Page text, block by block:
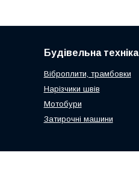
Будівельна техніка
Віброплити, трамбовки
Нарізчики швів
Мотобури
Затирочні машини